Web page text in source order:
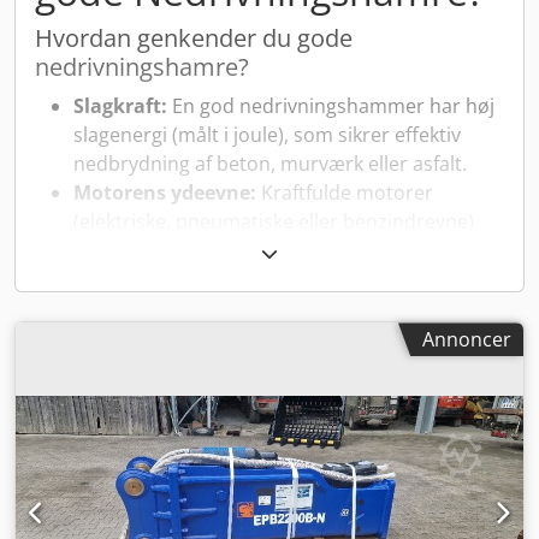
Hvordan genkender du gode
nedrivningshamre?
Slagkraft: En god nedrivningshammer har høj
slagenergi (målt i joule), som sikrer effektiv
nedbrydning af beton, murværk eller asfalt.
Motorens ydeevne: Kraftfulde motorer
sikrer kontinuerlig drift og høj effektivitet.
brugeren mod belastning ved langvarig brug.
Let håndterbare greb og
afbalanceret vægt giver bedre kontrol og
komfort under arbejdet.
Robust konstruktion:Fremstillet af slidstærke
materialer som hærdet stål, der tåler intensiv
brug i hårde miljøer.
Annoncer